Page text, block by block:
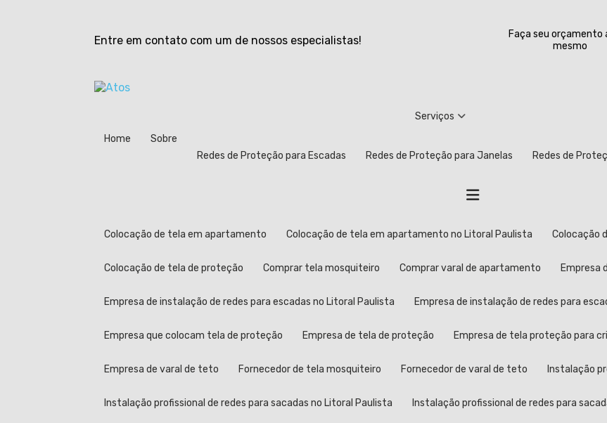
Entre em contato com um de nossos especialistas!
Faça seu orçamento
mesmo
Home Sobre
Serviços
Redes de Proteção para Escadas Redes de Proteção para Janelas Redes de
Colocação de tela em apartamento Colocação de tela em apartamento no Litoral Paulista
Colocação de tela de proteção Comprar tela mosquiteiro Comprar varal de apartamento
Empresa de instalação de redes para escadas no Litoral Paulista Empresa de instalação de redes para
Empresa que colocam tela de proteção Empresa de tela de proteção Empresa de tela proteção para
Empresa de varal de teto Fornecedor de tela mosquiteiro Fornecedor de varal de teto Instalação
Instalação profissional de redes para sacadas no Litoral Paulista Instalação profissional de redes para